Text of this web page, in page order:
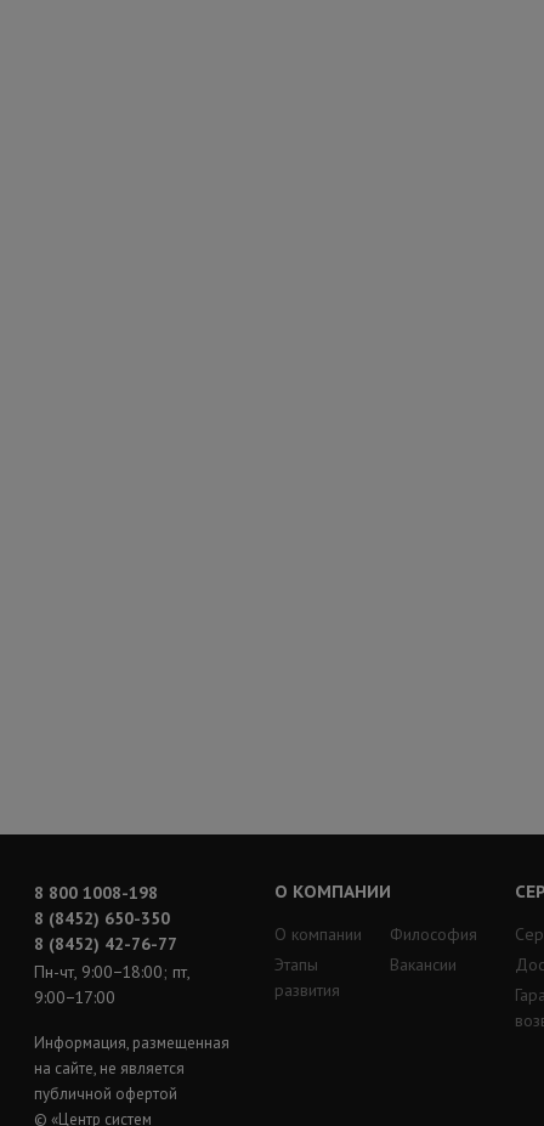
8 800 1008-198
8 (8452) 650-350
8 (8452) 42-76-77
Пн-чт, 9:00−18:00; пт,
9:00−17:00
Информация, размещенная
на сайте, не является
публичной офертой
© «Центр систем
О КОМПАНИИ
О компании
Этапы
развития
Философия
Вакансии